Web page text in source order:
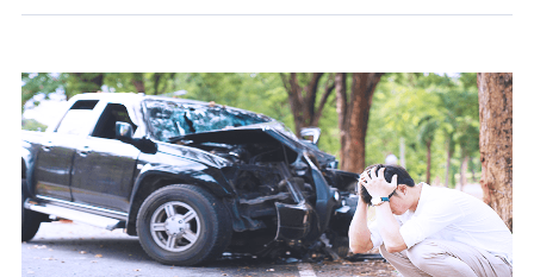
をお送りするため
分析するため
当社の対応品質向上やお問い合わせ内容の正確な把握のため
個人情報保護管理者の職名、連絡先
株式会社ドコモ・インシュアランス 営業部長
〒103-0013 東京都中央区日本橋人形町2-14-10 アーバン
ネット日本橋ビル 3F
株式会社ドコモ・インシュアランス